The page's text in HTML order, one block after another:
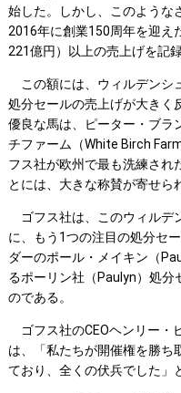
始した。しかし、このような
2016年に創業150周年を迎え
221億円）以上の売上げを記
この額には、ウィルデンシ
処分セールの売上げが大きく
優良な馬は、ピーター・ブ
チファーム（White Birch
フス社が欧州で最も洗練され
とには、大きな称賛が寄せら
ゴフス社は、このウィルデ
に、もう1つの注目の処分セ
ダーのポール・メイキン（
るポーリン社（Paulyn）処分
のである。
ゴフス社のCEOヘンリー・
は、「私たちが開催権を勝ち
ており、全くの伏兵でした」